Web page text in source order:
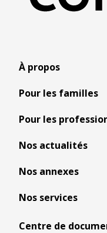
À propos
Pour les familles
Pour les
Nos actualités
Nos annexes
Nos services
Centre de